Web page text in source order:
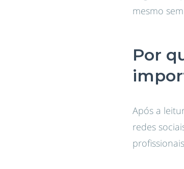
mesmo
Por
Após a
redes